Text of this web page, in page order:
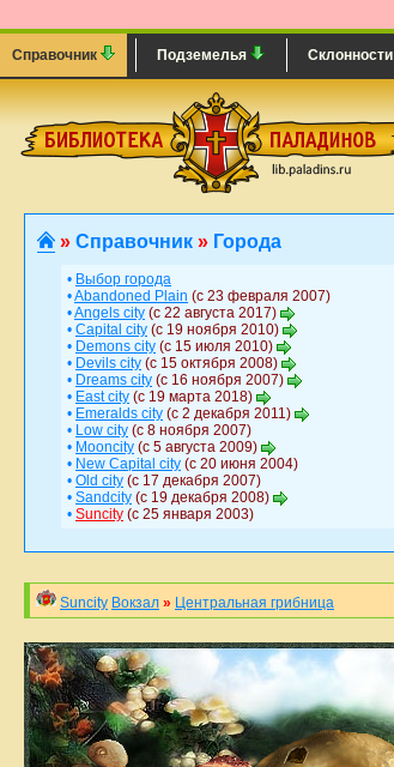
Справочник Подземелья Склонности
» Справочник » Города
• Выбор города
•Abandoned Plain (с 23 февраля 2007)
•Angels city (с 22 августа 2017)
• Capital city (с 19 ноября 2010)
• Demons city (с 15 июля 2010)
• Devils city (с 15 октября 2008)
• Dreams city (с 16 ноября 2007)
• East city (с 19 марта 2018)
• Emeralds city (с 2 декабря 2011)
• Low city (с 8 ноября 2007)
• Mooncity (с 5 августа 2009)
• New Capital city (с 20 июня 2004)
• Old city (с 17 декабря 2007)
• Sandcity (с 19 декабря 2008)
• Suncity (с 25 января 2003)
Suncity Вокзал » Центральная грибница